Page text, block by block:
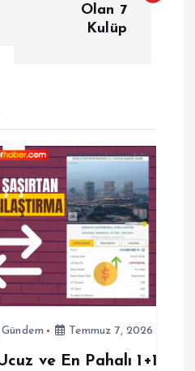
Olan 7
Kulüp
Gündem Temmuz 7, 2026
ve En Pahalı 1+1